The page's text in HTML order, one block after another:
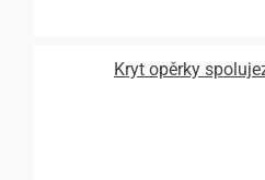
Kryt opěrky